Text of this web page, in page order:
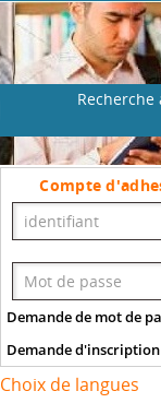
Recherche
Compte
Demande de mot de
Demande
Choix de langues